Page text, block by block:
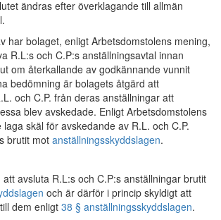
ändras efter överklagande till allmän
har bolaget, enligt Arbetsdomstolens mening,
R.L:s och C.P:s anställningsavtal innan
om återkallande av godkännande vunnit
bedömning är bolagets åtgärd att
och C.P. från deras anställningar att
blev avskedade. Enligt Arbetsdomstolens
skäl för avskedande av R.L. och C.P.
brutit mot anställningsskyddslagen.
avsluta R.L:s och C.P:s anställningar brutit
och är därför i princip skyldigt att
dem enligt 38 § anställningsskyddslagen.